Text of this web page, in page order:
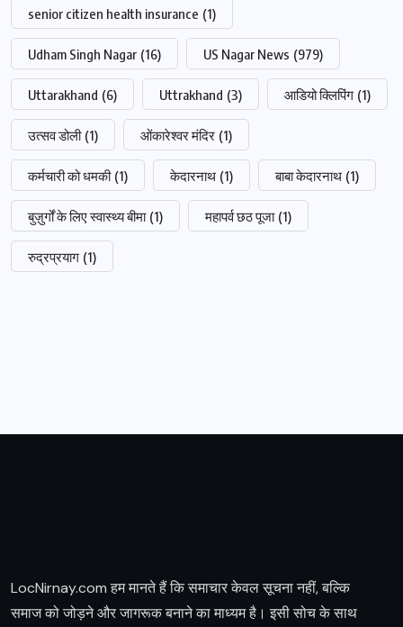
senior citizen health insurance (1)
Udham Singh Nagar (16) US Nagar News (979)
Uttarakhand (6) Uttrakhand (3) आडियो क्लिपिंग (1)
उत्सव डोली (1) ओंकारेश्वर मंदिर (1)
कर्मचारी को धमकी (1) केदारनाथ (1) बाबा केदारनाथ (1)
बुज़ुर्गों के लिए स्वास्थ्य बीमा (1) महापर्व छठ पूजा (1)
रुद्रप्रयाग (1)
LocNirnay.com हम मानते हैं कि समाचार केवल सूचना नहीं, बल्कि
समाज को जोड़ने और जागरूक बनाने का माध्यम है। इसी सोच के साथ